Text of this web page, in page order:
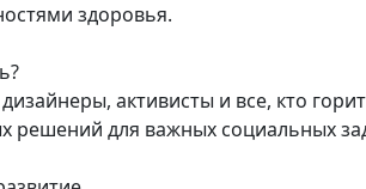
здоровья.
активисты и все, кто горит
решений для важных социальных